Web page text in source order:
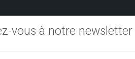
vous à notre newsletter